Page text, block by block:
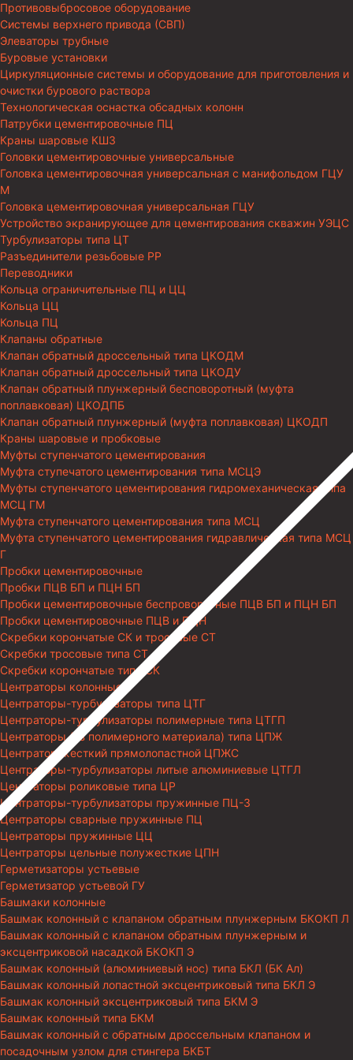
Противовыбросовое оборудование
Системы верхнего привода (СВП)
Элеваторы трубные
Буровые установки
Циркуляционные системы и оборудование для приготовления и
очистки бурового раствора
Технологическая оснастка обсадных колонн
Патрубки цементировочные ПЦ
Краны шаровые КШЗ
Головки цементировочные универсальные
Головка цементировочная универсальная с манифольдом ГЦУ
М
Головка цементировочная универсальная ГЦУ
Устройство экранирующее для цементирования скважин УЭЦС
Турбулизаторы типа ЦТ
Разъединители резьбовые РР
Переводники
Кольца ограничительные ПЦ и ЦЦ
Кольца ЦЦ
Кольца ПЦ
Клапаны обратные
Клапан обратный дроссельный типа ЦКОДМ
Клапан обратный дроссельный типа ЦКОДУ
Клапан обратный плунжерный бесповоротный (муфта
поплавковая) ЦКОДПБ
Клапан обратный плунжерный (муфта поплавковая) ЦКОДП
Краны шаровые и пробковые
Муфты ступенчатого цементирования
Муфта ступечатого цементирования типа МСЦЭ
Муфты ступенчатого цементирования гидромеханическая типа
МСЦ ГМ
Муфта ступенчатого цементирования типа МСЦ
Муфта ступенчатого цементирования гидравлическая типа МСЦ
Г
Пробки цементировочные
Пробки ПЦВ БП и ПЦН БП
Пробки цементировочные беспроворотные ПЦВ БП и ПЦН БП
Пробки цементировочные ПЦВ и ПЦН
Скребки корончатые СК и тросовые СТ
Скребки тросовые типа СТ
Скребки корончатые типа СК
Центраторы колонные
Центраторы-турбулизаторы типа ЦТГ
Центраторы-турбулизаторы полимерные типа ЦТГП
Центраторы (из полимерного материала) типа ЦПЖ
Центратор жесткий прямолопастной ЦПЖС
Центраторы-турбулизаторы литые алюминиевые ЦТГЛ
Центраторы роликовые типа ЦР
Центраторы-турбулизаторы пружинные ПЦ-3
Центраторы сварные пружинные ПЦ
Центраторы пружинные ЦЦ
Центраторы цельные полужесткие ЦПН
Герметизаторы устьевые
Герметизатор устьевой ГУ
Башмаки колонные
Башмак колонный с клапаном обратным плунжерным БКОКП Л
Башмак колонный с клапаном обратным плунжерным и
эксцентриковой насадкой БКОКП Э
Башмак колонный (алюминиевый нос) типа БКЛ (БК Ал)
Башмак колонный лопастной эксцентриковый типа БКЛ Э
Башмак колонный эксцентриковый типа БКМ Э
Башмак колонный типа БКМ
Башмак колонный с обратным дроссельным клапаном и
посадочным узлом для стингера БКБТ